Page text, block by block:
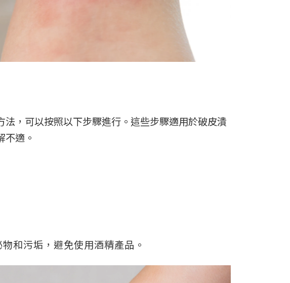
，可以按照以下步驟進行。這些步驟適用於破皮潰
適。
和污垢，避免使用酒精產品。